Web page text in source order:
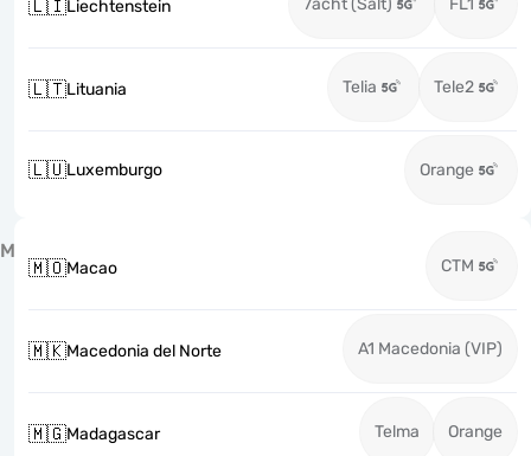
🇱🇮Liechtenstein 7acht (Salt) FL1
🇱🇹Lituania Telia Tele2
🇱🇺Luxemburgo Orange
M
🇲🇴Macao CTM
🇲🇰Macedonia del Norte A1 Macedonia (VIP)
🇲🇬Madagascar Telma Orange